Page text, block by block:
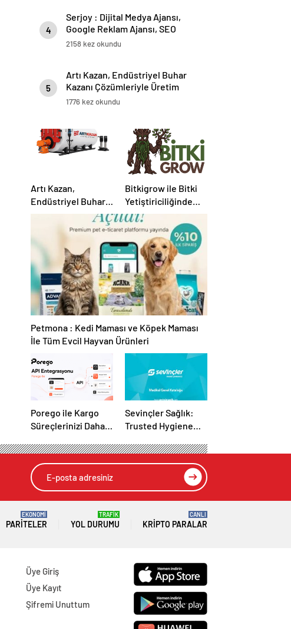
4
Serjoy : Dijital Medya Ajansı,
Google Reklam Ajansı, SEO
Ajansı ve Web Tasarım Ajansı
2158 kez okundu
5
Artı Kazan, Endüstriyel Buhar
Kazanı Çözümleriyle Üretim
Tesislerine Verimli Sistemler
1776 kez okundu
Artı Kazan,
Endüstriyel Buhar
Kazanı
Çözümleriyle
Üretim Tesislerine
Verimli Sistemler
Sunuyor
Bitkigrow ile Bitki
Yetiştiriciliğinde
Doğru Ekipman ve
Ürün Seçimi
Petmona : Kedi Maması ve Köpek Maması
İle Tüm Evcil Hayvan Ürünleri
Porego ile Kargo
Süreçlerinizi Daha
Sevinçler Sağlık:
Trusted Hygiene
Manufacturer in
Turkey
PARITELER
EKONOMİ
YOL DURUMU
TRAFİK
KRIPTO PARALAR
CANLI
Üye Giriş
Üye Kayıt
Şifremi Unuttum